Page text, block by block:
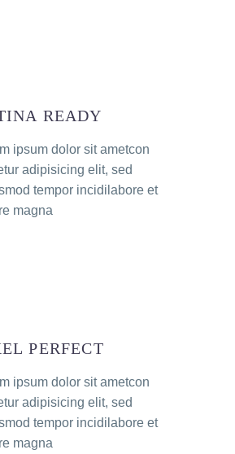
READY
ipsum dolor sit ametcon
adipisicing elit, sed
tempor incidilabore et
magna
PERFECT
ipsum dolor sit ametcon
adipisicing elit, sed
tempor incidilabore et
magna